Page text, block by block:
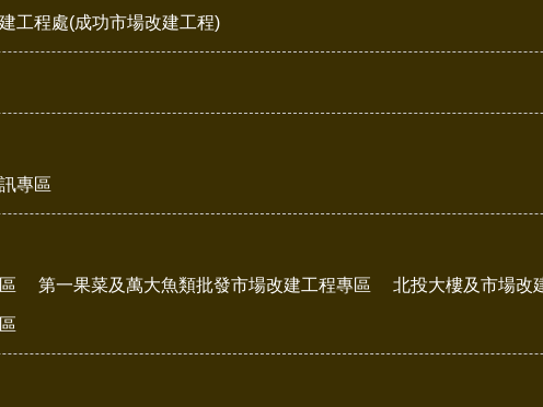
工程處(成功市場改建工程)
專區
第一果菜及萬大魚類批發市場改建工程專區 北投大樓及市場改